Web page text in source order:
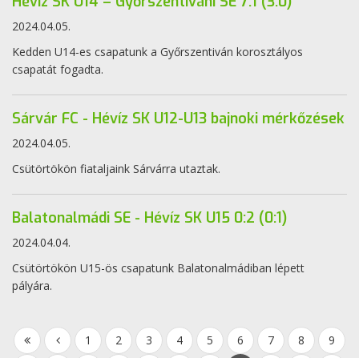
2024.04.05.
Kedden U14-es csapatunk a Győrszentiván korosztályos
csapatát fogadta.
Sárvár FC - Hévíz SK U12-U13 bajnoki mérkőzések
2024.04.05.
Csütörtökön fiataljaink Sárvárra utaztak.
Balatonalmádi SE - Hévíz SK U15 0:2 (0:1)
2024.04.04.
Csütörtökön U15-ös csapatunk Balatonalmádiban lépett
pályára.
1 2 3 4 5 6 7 8
9